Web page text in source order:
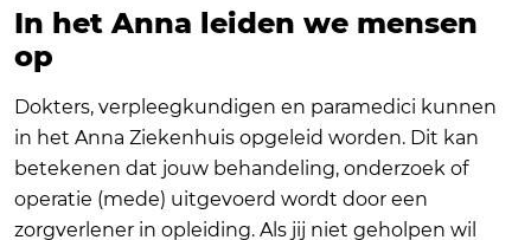
In het Anna leiden we mensen
op
Dokters, verpleegkundigen en paramedici kunnen
in het Anna Ziekenhuis opgeleid worden. Dit kan
betekenen dat jouw behandeling, onderzoek of
operatie (mede) uitgevoerd wordt door een
zorgverlener in opleiding. Als jij niet geholpen wil